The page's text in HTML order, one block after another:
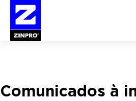
por:
Comunicados à